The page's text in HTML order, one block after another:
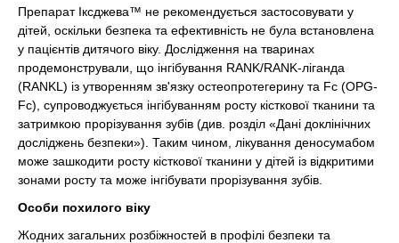
Препарат Іксджева™ не рекомендується застосовувати у
дітей, оскільки безпека та ефективність не була встановлена
у пацієнтів дитячого віку. Дослідження на тваринах
продемонстрували, що інгібування RANK/RANK-ліганда
(RANKL) із утворенням зв'язку остеопротегерину та Fc (OPG-
Fc), супроводжується інгібуванням росту кісткової тканини та
затримкою прорізування зубів (див. розділ «Дані доклінічних
досліджень безпеки»). Таким чином, лікування деносумабом
може зашкодити росту кісткової тканини у дітей із відкритими
зонами росту та може інгібувати прорізування зубів.
Особи похилого віку
Жодних загальних розбіжностей в профілі безпеки та